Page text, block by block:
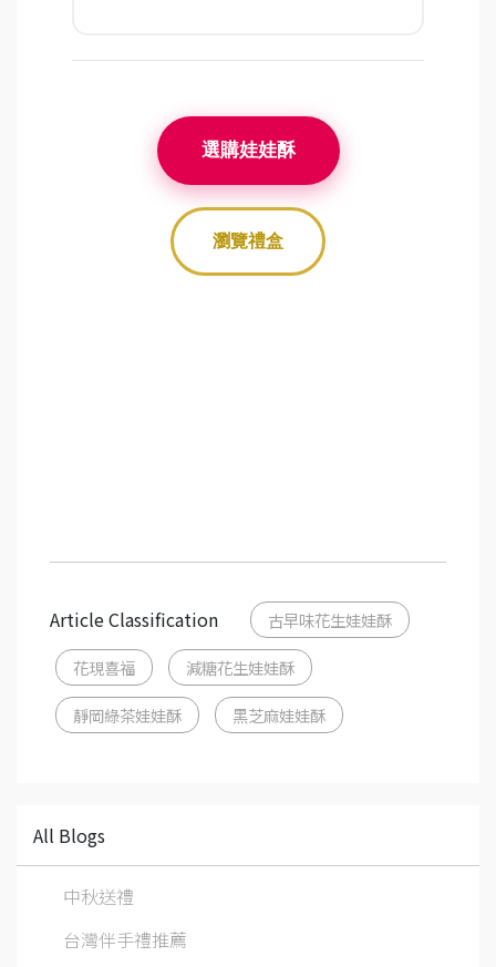
選購娃娃酥
瀏覽禮盒
Article Classification 古早味花生娃娃酥
花現喜福 減糖花生娃娃酥
靜岡綠茶娃娃酥 黑芝麻娃娃酥
All Blogs
中秋送禮
台灣伴手禮推薦